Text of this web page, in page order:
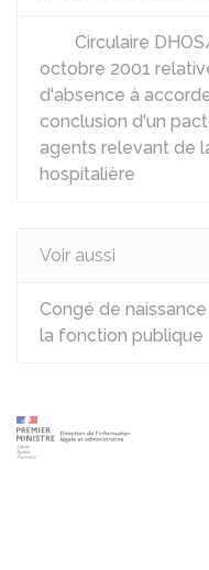
Circulaire
octobre 2001
d'absence à
conclusion d'un
agents relevant de
hospitalière
Voir aussi
Congé de
la fonction publique